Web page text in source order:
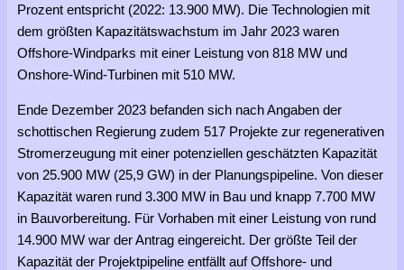
Prozent entspricht (2022: 13.900 MW). Die Technologien mit
dem größten Kapazitätswachstum im Jahr 2023 waren
Offshore-Windparks mit einer Leistung von 818 MW und
Onshore-Wind-Turbinen mit 510 MW.
Ende Dezember 2023 befanden sich nach Angaben der
schottischen Regierung zudem 517 Projekte zur regenerativen
Stromerzeugung mit einer potenziellen geschätzten Kapazität
von 25.900 MW (25,9 GW) in der Planungspipeline. Von dieser
Kapazität waren rund 3.300 MW in Bau und knapp 7.700 MW
in Bauvorbereitung. Für Vorhaben mit einer Leistung von rund
14.900 MW war der Antrag eingereicht. Der größte Teil der
Kapazität der Projektpipeline entfällt auf Offshore- und